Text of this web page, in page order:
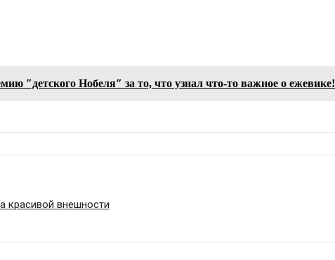
″детского Нобеля″ за то, что узнал что-то важное о ежевике!
красивой внешности